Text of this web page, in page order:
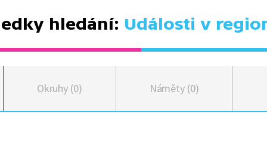
hledání: Události v
Okruhy (0) Náměty (0)